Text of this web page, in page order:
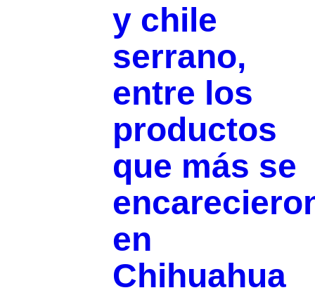
y chile
serrano,
entre los
productos
que más se
en
Chihuahua